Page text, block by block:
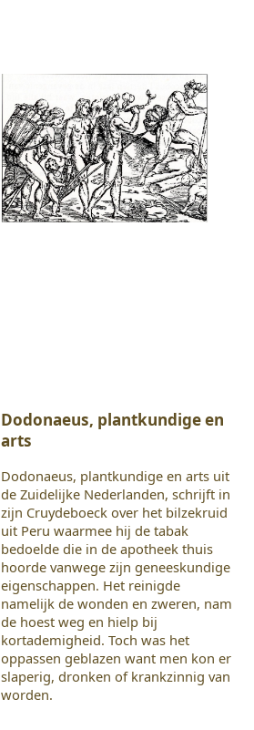
Dodonaeus, plantkundige en
arts
Dodonaeus, plantkundige en arts uit
de Zuidelijke Nederlanden, schrijft in
zijn Cruydeboeck over het bilzekruid
uit Peru waarmee hij de tabak
bedoelde die in de apotheek thuis
hoorde vanwege zijn geneeskundige
eigenschappen. Het reinigde
namelijk de wonden en zweren, nam
de hoest weg en hielp bij
kortademigheid. Toch was het
oppassen geblazen want men kon er
slaperig, dronken of krankzinnig van
worden.